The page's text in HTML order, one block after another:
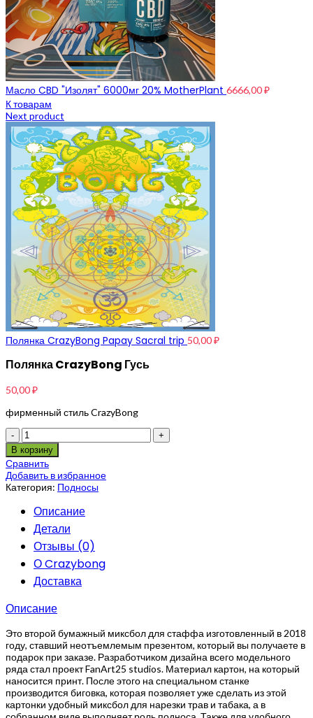
Масло CBD "Изолят" 6000мг 20% MotherPlant 6666,00₽
К товарам
Next product
Полянка CrazyBong Papay Sacral trip 50,00₽
Полянка CrazyBong Гусь
50,00₽
фирменный стиль CrazyBong
Количество
В корзину
Сравнить
Добавить в избранное
Категория: Подносы
Описание
Детали
Отзывы (0)
О Crazybong
Доставка
Описание
Это второй бумажный миксбол для стаффа изготовленный в 2018
году, ставший неотъемлемым презентом, который вы получаете в
подарок при заказе. Разработчиком дизайна всего модельного
ряда стал проект FanArt25 studios. Материал картон, на который
наносится принт. После этого на специальном станке
производится биговка, которая позволяет уже сделать из этой
картонки удобный миксбол для нарезки трав и табака, а в